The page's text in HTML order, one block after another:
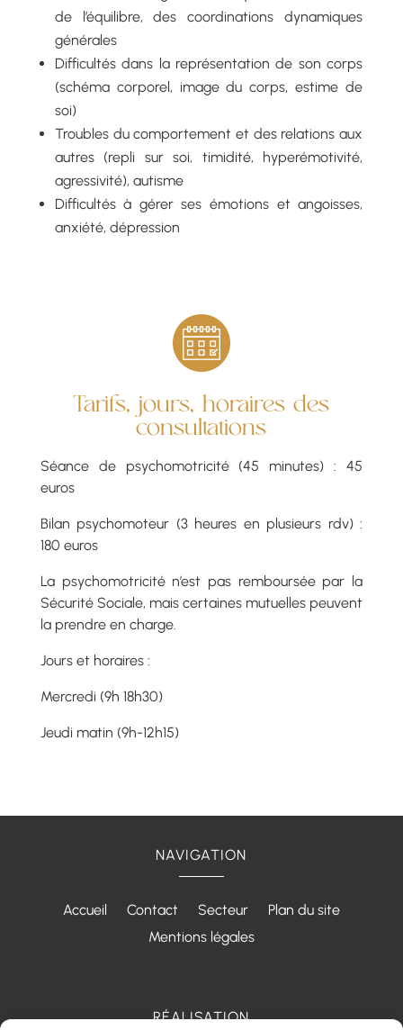
de l’équilibre, des coordinations dynamiques
générales
Difficultés dans la représentation de son corps
(schéma corporel, image du corps, estime de
soi)
Troubles du comportement et des relations aux
autres (repli sur soi, timidité, hyperémotivité,
agressivité), autisme
Difficultés à gérer ses émotions et angoisses,
anxiété, dépression
Tarifs, jours, horaires des
consultations
Séance de psychomotricité (45 minutes) : 45
euros
Bilan psychomoteur (3 heures en plusieurs rdv) :
180 euros
La psychomotricité n’est pas remboursée par la
Sécurité Sociale, mais certaines mutuelles peuvent
la prendre en charge.
Jours et horaires :
Mercredi (9h 18h30)
Jeudi matin (9h-12h15)
NAVIGATION
Accueil Contact Secteur
Plan du site
Mentions légales
RÉALISATION